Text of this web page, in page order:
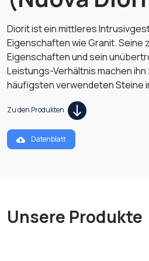
Diorit ist ein mittleres
Eigenschaften wie Granit. Seine
Eigenschaften und sein
Leistungs-Verhältnis machen ihn
häufigsten verwendeten Steine
Zu den Produkten
Datenblatt
Unsere Produkte